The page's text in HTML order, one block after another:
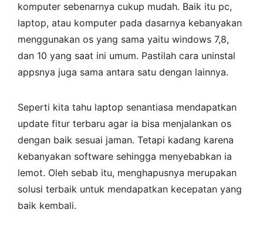
komputer sebenarnya cukup mudah. Baik itu pc,
laptop, atau komputer pada dasarnya kebanyakan
menggunakan os yang sama yaitu windows 7,8,
dan 10 yang saat ini umum. Pastilah cara uninstal
appsnya juga sama antara satu dengan lainnya.
Seperti kita tahu laptop senantiasa mendapatkan
update fitur terbaru agar ia bisa menjalankan os
dengan baik sesuai jaman. Tetapi kadang karena
kebanyakan software sehingga menyebabkan ia
lemot. Oleh sebab itu, menghapusnya merupakan
solusi terbaik untuk mendapatkan kecepatan yang
baik kembali.